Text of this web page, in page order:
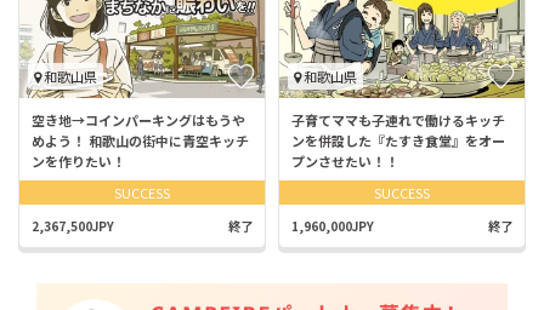
和歌山県
空き地→コインパーキングはもうや
めよう！ 和歌山の街中に青空キッチ
ンを作りたい！
SUCCESS
2,367,500JPY 終了
和歌山県
子育てママも子連れで働けるキッチ
ンを併設した『たすき食堂』をオー
プンさせたい！！
SUCCESS
1,960,000JPY 終了